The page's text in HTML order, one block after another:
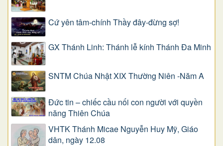
Cứ yên tâm-chính Thầy đây-đừng sợ!
GX Thánh Linh: Thánh lễ kính Thánh Đa Minh
SNTM Chúa Nhật XIX Thường Niên -Năm A
Đức tin – chiếc cầu nối con người với quyền
năng Thiên Chúa
VHTK Thánh Micae Nguyễn Huy Mỹ, Giáo
dân, ngày 12.08